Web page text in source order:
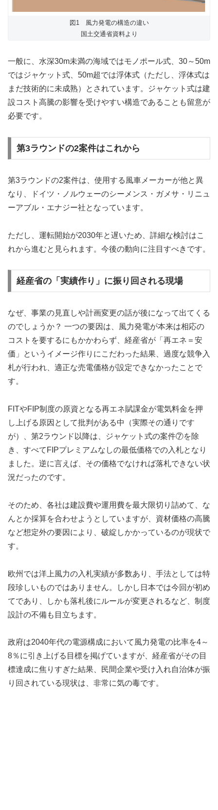
図1 風力発電の構造の違い
国土交通省資料より
一般に、水深30m未満の海域ではモノポール式、30～50m
ではジャケット式、50m超では浮体式（ただし、浮体式は
まだ技術的に未成熟）とされています。ジャケット式は建
設コスト高騰の影響を受けやすい構造であることも留意が
必要です。
第3ラウンドの2案件はこれから
第3ラウンドの2案件は、使用する風車メーカーが他と異
なり、ドイツ・ノルウェーのシーメンス・ガメサ・リニュ
ーアブル・エナジー社となっています。
ただし、運転開始が2030年と遅いため、詳細な検討はこ
れから進むと見られます。今後の動向に注目すべきです。
経産省の「実績作り」に振り回される現場
なぜ、事業の見直しや計画変更の話が後になって出てくる
のでしょうか？ 一つの要因は、風力発電が本来は相応の
コストを要するにもかかわらず、経産省が「再エネ＝安
価」というイメージ作りにこだわった結果、過度な競争入
札が行われ、適正な売電価格が設定できなかったことで
す。
FITやFIP制度の原資となる再エネ賦課金が電気料金を押
し上げる原因として批判がある中（実際その通りです
が）、第2ラウンド以降は、ジャケット式の案件⑦を除
き、すべてFIPプレミアムなしの最低価格での入札となり
ました。逆に言えば、その価格でなければ落札できない状
況だったのです。
そのため、各社は建設費や運用費を最大限切り詰めて、な
んとか採算を合わせようとしていますが、資材価格の高騰
など想定外の要因により、破綻しかかっているのが現状で
す。
欧州では洋上風力の入札実績が多数あり、手法としては特
段珍しいものではありません。しかし日本では今回が初め
てであり、しかも落札後にルールが変更されるなど、制度
設計の不備も目立ちます。
政府は2040年代の電源構成において風力発電の比率を4～
8％に引き上げる目標を掲げていますが、経産省がその目
標達成に焦りすぎた結果、民間企業や受け入れ自治体が振
り回されている現状は、非常に気の毒です。